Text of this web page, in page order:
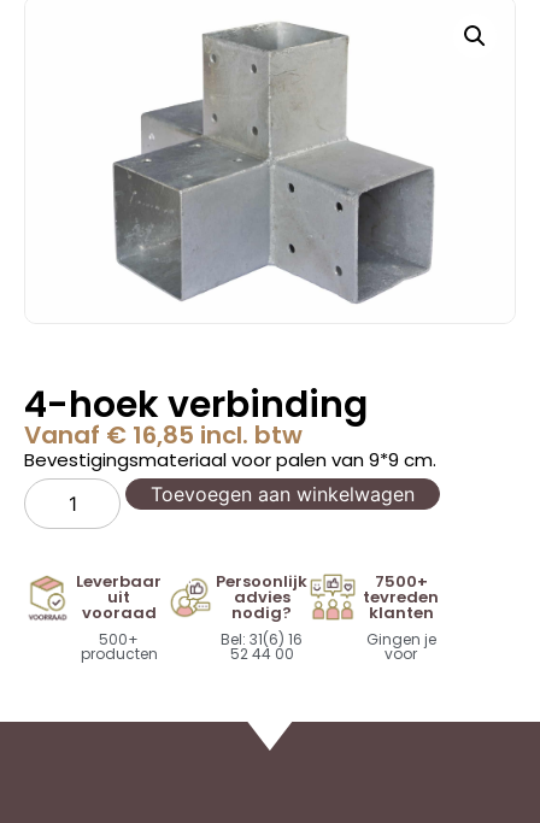
4-hoek verbinding
Vanaf € 16,85 incl. btw
Bevestigingsmateriaal voor palen van 9*9 cm.
Toevoegen aan winkelwagen
Leverbaar
uit
vooraad
500+
producten
Persoonlijk
advies
nodig?
Bel: 31(6) 16
52 44 00
7500+
tevreden
klanten
Gingen je
voor